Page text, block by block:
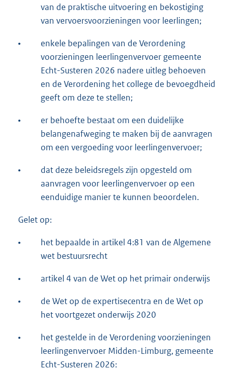
van de praktische uitvoering en bekostiging
van vervoersvoorzieningen voor leerlingen;
•
enkele bepalingen van de Verordening
voorzieningen leerlingenvervoer gemeente
Echt-Susteren 2026 nadere uitleg behoeven
en de Verordening het college de bevoegdheid
geeft om deze te stellen;
•
er behoefte bestaat om een duidelijke
belangenafweging te maken bij de aanvragen
om een vergoeding voor leerlingenvervoer;
•
dat deze beleidsregels zijn opgesteld om
aanvragen voor leerlingenvervoer op een
eenduidige manier te kunnen beoordelen.
Gelet op:
•
het bepaalde in artikel 4:81 van de Algemene
wet bestuursrecht
• artikel 4 van de Wet op het primair onderwijs
•
de Wet op de expertisecentra en de Wet op
het voortgezet onderwijs 2020
•
het gestelde in de Verordening voorzieningen
leerlingenvervoer Midden-Limburg, gemeente
Echt-Susteren 2026: